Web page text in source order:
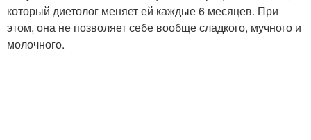
который диетолог меняет ей каждые 6 месяцев. При
этом, она не позволяет себе вообще сладкого, мучного и
молочного.